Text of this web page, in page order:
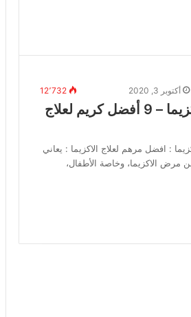
أكتوبر 3, 2020 12٬732
كريم افينو للاكزيما – 9 أفضل كريم لعلاج
: افضل مرهم لعلاج الاكزيما : يعاني
مرض الاكزيما، وخاصة الأطفال،